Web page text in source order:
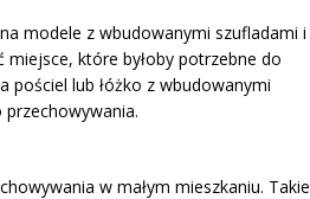
modele z wbudowanymi szufladami i
które byłoby potrzebne do
pościel lub łóżko z wbudowanymi
w małym mieszkaniu. Takie